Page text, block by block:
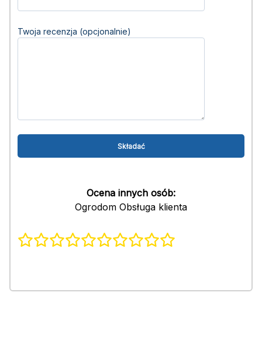
Twoja recenzja (opcjonalnie)
Ocena innych osób:
Ogrodom Obsługa klienta